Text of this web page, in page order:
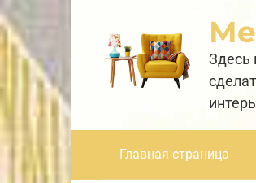
Перейти
к
контенту
Здесь
Главная страница